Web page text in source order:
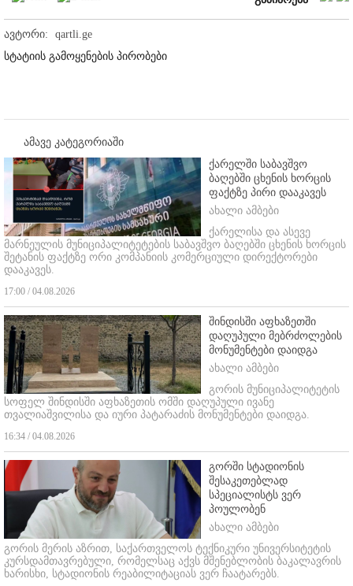
ავტორი:
qartli.ge
სტატიის გამოყენების პირობები
ამავე კატეგორიაში
ქარელში საბავშვო
ბაღებში ცხენის ხორცის
ფაქტზე პირი დააკავეს
ახალი ამბები
ქარელისა და ასევე
მარნეულის მუნიციპალიტეტების საბავშვო ბაღებში ცხენის ხორცის
შეტანის ფაქტზე ორი კომპანიის კომერციული დირექტორები
დააკავეს.
17:00 / 04.08.2026
შინდისში აფხაზეთში
დაღუპული მებრძოლების
მონუმენტები დაიდგა
ახალი ამბები
გორის მუნიციპალიტეტის
სოფელ შინდისში აფხაზეთის ომში დაღუპული ივანე
თვალიაშვილისა და იური პატარაძის მონუმენტები დაიდგა.
16:34 / 04.08.2026
გორში სტადიონის
შესაკეთებლად
სპეციალისტს ვერ
პოულობენ
ახალი ამბები
გორის მერის აზრით, საქართველოს ტექნიკური უნივერსიტეტის
კურსდამთავრებული, რომელსაც აქვს მშენებლობის ბაკალავრის
ხარისხი, სტადიონის რეაბილიტაციას ვერ ჩაატარებს.